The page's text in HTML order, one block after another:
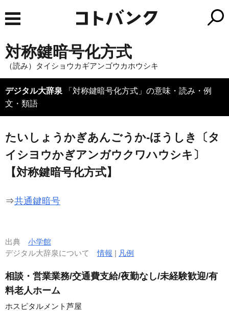
対称鍵暗号化方式
（読み）タイショウカギアンゴウカホウシキ
デジタル大辞泉 「対称鍵暗号化方式」の意味・読み・例
文・類語
たいしょうかぎあんごうか‐ほうしき〔タ
イシヨウかぎアンガウクワハウシキ〕
【対称鍵暗号化方式】
⇒共通鍵暗号
出典 小学館
デジタル大辞泉について情報 | 凡例
相談・営業業務/交通費支給/夜勤なし/未経験歓迎/有
料老人ホーム
ホスピタルメント芦屋